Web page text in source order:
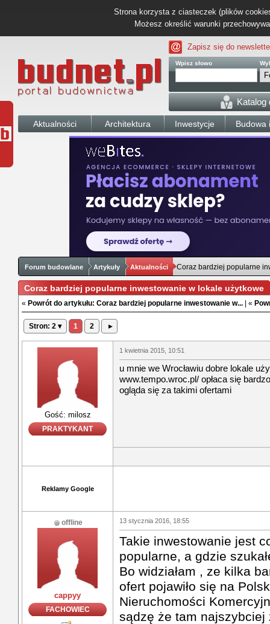
Strona korzysta z ciasteczek (plików
Możesz określić warunki
Zapisz się do
Wpisz słowo
Katalog
Aktualności Architektura Inwestycje Budowa
Forum budowlane Artykuły Aktualności Coraz bardziej popularne
Coraz bardziej popularne inwestowanie w lokale użytkowe
« Powrót do artykułu: Coraz bardziej popularne inwestowanie w... | «
Stron: 2 ▾ 1 2 ▸
Gość: milosz
PRAKTYKANT
1 kwietnia 2015, 10:51
u mnie we Wrocławiu dobre lokale
www.tempo.wroc.pl/ opłaca się
ogląda się za takimi ofertami
Reklamy Google
offline
cappyy
FACHOWIEC
13 stycznia 2016, 18:55
Takie inwestowanie jest
popularne, a gdzie
Bo widziałam , ze kilka
ofert pojawiło się na
Nieruchomości
sądzę że tam